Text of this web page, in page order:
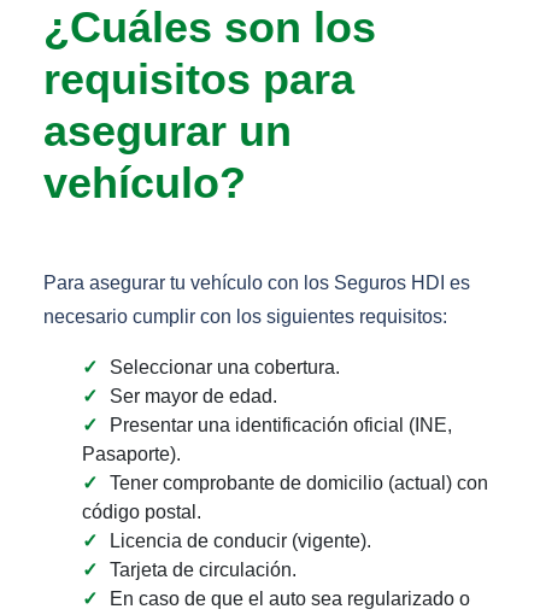
¿Cuáles son los
requisitos para
asegurar un
vehículo?
Para asegurar tu vehículo con los Seguros HDI es
necesario cumplir con los siguientes requisitos:
Seleccionar una cobertura.
Ser mayor de edad.
Presentar una identificación oficial (INE,
Pasaporte).
Tener comprobante de domicilio (actual) con
código postal.
Licencia de conducir (vigente).
Tarjeta de circulación.
En caso de que el auto sea regularizado o